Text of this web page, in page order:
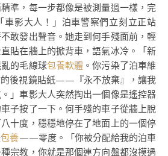
準，每一步都像是被測量過一樣，完
車影大人！」泊車警察們立刻立正站
敢發出聲音。她走到何手殘面前，輕
貼在牆上的掀背車，語氣冰冷。「新
的毛線球包養軟體 。你污染了泊車維
的後視鏡貼紙——『永不放棄』，讓我
」車影大人突然掏出一個像是遙控器
子按了一下。何手殘的車子從牆上脫
十度，穩穩地停在了地面上的一個停
包養——零度。「你被分配給我的泊車
宗教，你就是那個連方向盤都沒摸過